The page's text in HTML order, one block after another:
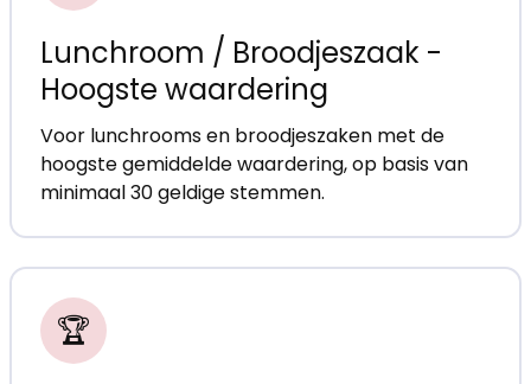
Lunchroom / Broodjeszaak -
Hoogste waardering
Voor lunchrooms en broodjeszaken met de
hoogste gemiddelde waardering, op basis van
minimaal 30 geldige stemmen.
🏆